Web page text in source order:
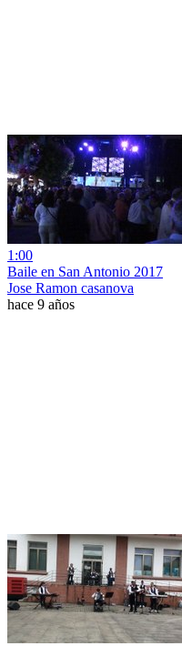
1:00
Baile en San Antonio 2017
Jose Ramon casanova
hace 9 años